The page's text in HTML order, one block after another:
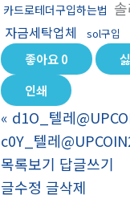
카드로테더구입하는법
자금세탁업체
sol구입
좋아요0
인쇄
« d1O_텔레
c0Y_텔레
목록보기 답글쓰기
글수정 글삭제